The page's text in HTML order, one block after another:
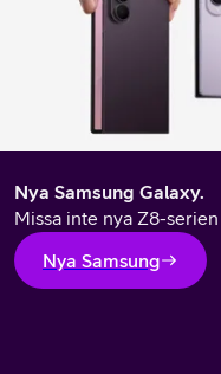
Nya Samsung Galaxy.
Missa inte nya Z8-serien
Nya Samsung